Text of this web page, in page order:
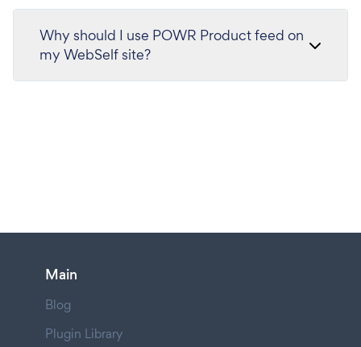
Why should I use POWR Product feed on
my WebSelf site?
Main
Blog
Plugin Library